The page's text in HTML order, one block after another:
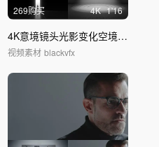
设计师
269购买 4K 1'16
4K意境镜头光影变化空境唯美
视频素材 blackvfx